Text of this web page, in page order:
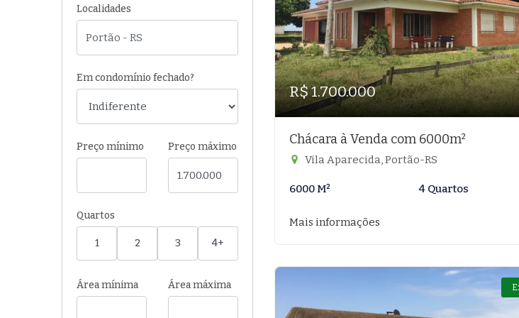
Localidades
Em condomínio fechado?
Preço mínimo Preço máximo
Quartos
1 2 3 4+
Área mínima Área máxima
R$ 1.700.000
Chácara à Venda com 6000m²
Vila Aparecida, Portão-RS
6000 M² 4 Quartos
Mais informações